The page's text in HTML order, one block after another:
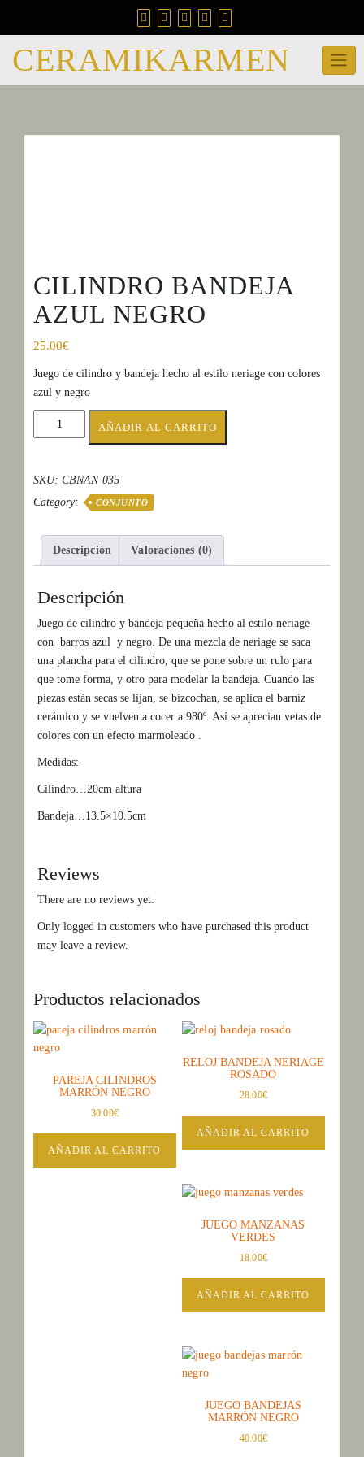
CERAMIKARMEN
CILINDRO BANDEJA
AZUL NEGRO
25.00€
Juego de cilindro y bandeja hecho al estilo neriage con colores
azul y negro
CILINDRO
cantidad
AÑADIR AL CARRITO
SKU: CBNAN-035
Category:
CONJUNTO
Descripción Valoraciones (0)
Descripción
Juego de cilindro y bandeja pequeña hecho al estilo neriage
con barros azul y negro. De una mezcla de neriage se saca
una plancha para el cilindro, que se pone sobre un rulo para
que tome forma, y otro para modelar la bandeja. Cuando las
piezas están secas se lijan, se bizcochan, se aplica el barniz
cerámico y se vuelven a cocer a 980º. Así se aprecian vetas de
colores con un efecto marmoleado .
Medidas:-
Cilindro…20cm altura
Bandeja…13.5×10.5cm
Reviews
There are no reviews yet.
Only logged in customers who have purchased this product
may leave a review.
Productos relacionados
PAREJA CILINDROS
MARRÓN NEGRO
30.00€
AÑADIR AL CARRITO
RELOJ BANDEJA NERIAGE
ROSADO
28.00€
AÑADIR AL CARRITO
JUEGO MANZANAS
VERDES
18.00€
AÑADIR AL CARRITO
JUEGO BANDEJAS
MARRÓN NEGRO
40.00€